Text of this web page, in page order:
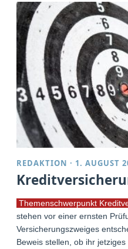
REDAKTION · 1. AUGUST
Themenschwerpunkt
stehen vor einer ernsten
Versicherungszweiges
Beweis stellen, ob ihr